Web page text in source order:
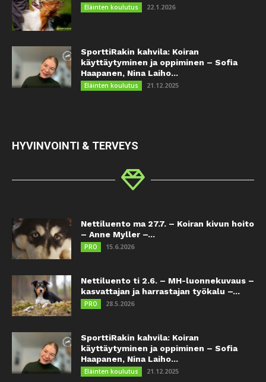
Eläinten koulutus 22.1.2026
SporttiRakin kahvila: Koiran
käyttäytyminen ja oppiminen – Sofia
Haapanen, Nina Laiho...
Eläinten koulutus 21.12.2025
HYVINVOINTI & TERVEYS
Nettiluento ma 27.7. – Koiran kivun hoito
– Anne Myller –...
PRO 15.6.2026
Nettiluento ti 2.6. – MH-luonnekuvaus –
kasvattajan ja harrastajan työkalu –...
PRO 28.5.2026
SporttiRakin kahvila: Koiran
käyttäytyminen ja oppiminen – Sofia
Haapanen, Nina Laiho...
Eläinten koulutus 21.12.2025